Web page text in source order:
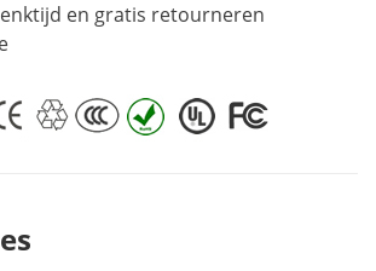
en gratis retourneren